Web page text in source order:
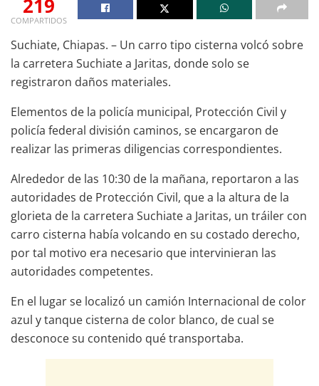
219
COMPARTIDOS
Suchiate, Chiapas. – Un carro tipo cisterna volcó sobre
la carretera Suchiate a Jaritas, donde solo se
registraron daños materiales.
Elementos de la policía municipal, Protección Civil y
policía federal división caminos, se encargaron de
realizar las primeras diligencias correspondientes.
Alrededor de las 10:30 de la mañana, reportaron a las
autoridades de Protección Civil, que a la altura de la
glorieta de la carretera Suchiate a Jaritas, un tráiler con
carro cisterna había volcando en su costado derecho,
por tal motivo era necesario que intervinieran las
autoridades competentes.
En el lugar se localizó un camión Internacional de color
azul y tanque cisterna de color blanco, de cual se
desconoce su contenido qué transportaba.